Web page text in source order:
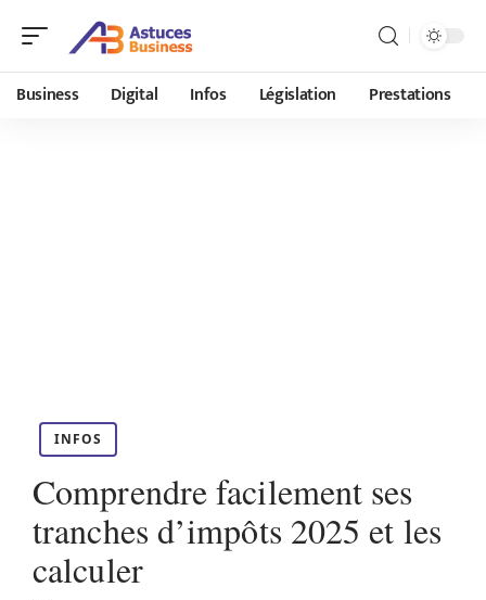
Business Digital Infos Législation Prestations
INFOS
Comprendre facilement ses
tranches d’impôts 2025 et les
calculer